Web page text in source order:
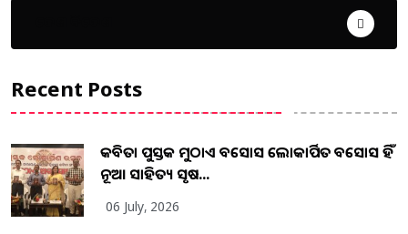
Recent Posts
କବିତା ପୁସ୍ତକ ମୁଠାଏ ଅବସୋସ ଲୋକାର୍ପିତ ଅବସୋସ ହିଁ
ନୂଆ ସାହିତ୍ୟ ସୃଷ...
06 July, 2026